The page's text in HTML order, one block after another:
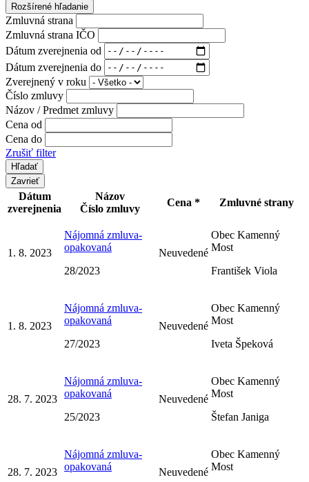
Rozšírené hľadanie
Zmluvná strana
Zmluvná strana IČO
Dátum zverejnenia od
Dátum zverejnenia do
Zverejnený v roku
Číslo zmluvy
Názov / Predmet zmluvy
Cena od
Cena do
Zrušiť filter
Zavrieť
Dátum
zverejnenia
Názov
Číslo zmluvy
Cena * Zmluvné strany
1. 8. 2023
Nájomná zmluva-
opakovaná
28/2023
Neuvedené
Obec Kamenný
Most
František Viola
1. 8. 2023
Nájomná zmluva-
opakovaná
27/2023
Neuvedené
Obec Kamenný
Most
Iveta Špeková
28. 7. 2023
Nájomná zmluva-
opakovaná
25/2023
Neuvedené
Obec Kamenný
Most
Štefan Janiga
28. 7. 2023
Nájomná zmluva-
opakovaná
Neuvedené
Obec Kamenný
Most